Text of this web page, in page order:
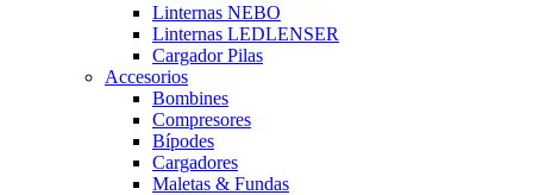
Linternas NEBO
Linternas LEDLENSER
Cargador Pilas
Accesorios
Bombines
Compresores
Bípodes
Cargadores
Maletas & Fundas